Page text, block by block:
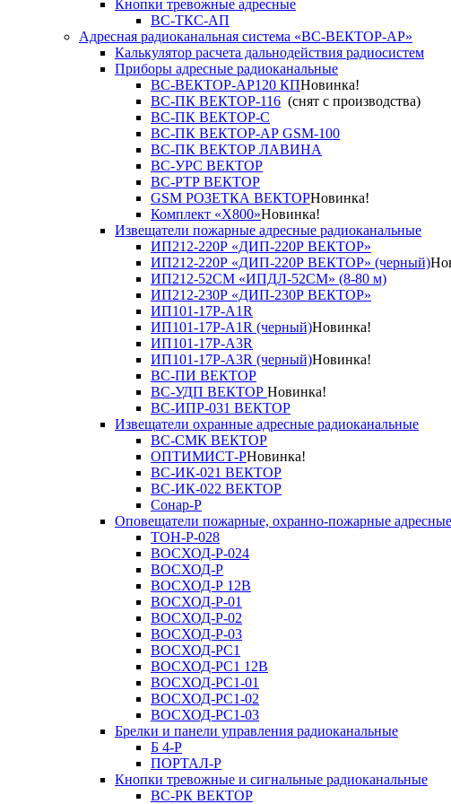
Кнопки тревожные адресные
ВС-ТКС-АП
Адресная радиоканальная система «ВС-ВЕКТОР-АР»
Калькулятор расчета дальнодействия радиосистем
Приборы адресные радиоканальные
ВС-ВЕКТОР-АР120 КПНовинка!
ВС-ПК ВЕКТОР-116 (снят с производства)
ВС-ПК ВЕКТОР-С
ВС-ПК ВЕКТОР-АР GSM-100
ВС-ПК ВЕКТОР ЛАВИНА
ВС-УРС ВЕКТОР
ВС-РТР ВЕКТОР
GSM РОЗЕТКА ВЕКТОРНовинка!
Комплект «X800»Новинка!
Извещатели пожарные адресные радиоканальные
ИП212-220Р «ДИП-220Р ВЕКТОР»
ИП212-220Р «ДИП-220Р ВЕКТОР» (черный)
ИП212-52СМ «ИПДЛ-52СМ» (8-80 м)
ИП212-230Р «ДИП-230Р ВЕКТОР»
ИП101-17Р-A1R
ИП101-17Р-A1R (черный)Новинка!
ИП101-17Р-A3R
ИП101-17Р-A3R (черный)Новинка!
ВС-ПИ ВЕКТОР
ВС-УДП ВЕКТОР Новинка!
ВС-ИПР-031 ВЕКТОР
Извещатели охранные адресные радиоканальные
ВС-СМК ВЕКТОР
ОПТИМИСТ-РНовинка!
ВС-ИК-021 ВЕКТОР
ВС-ИК-022 ВЕКТОР
Сонар-Р
Оповещатели пожарные, охранно-пожарные
ТОН-Р-028
ВОСХОД-Р-024
ВОСХОД-Р
ВОСХОД-Р 12В
ВОСХОД-Р-01
ВОСХОД-Р-02
ВОСХОД-Р-03
ВОСХОД-РС1
ВОСХОД-РС1 12В
ВОСХОД-РС1-01
ВОСХОД-РС1-02
ВОСХОД-РС1-03
Брелки и панели управления радиоканальные
Б 4-Р
ПОРТАЛ-Р
Кнопки тревожные и сигнальные радиоканальные
ВС-РК ВЕКТОР